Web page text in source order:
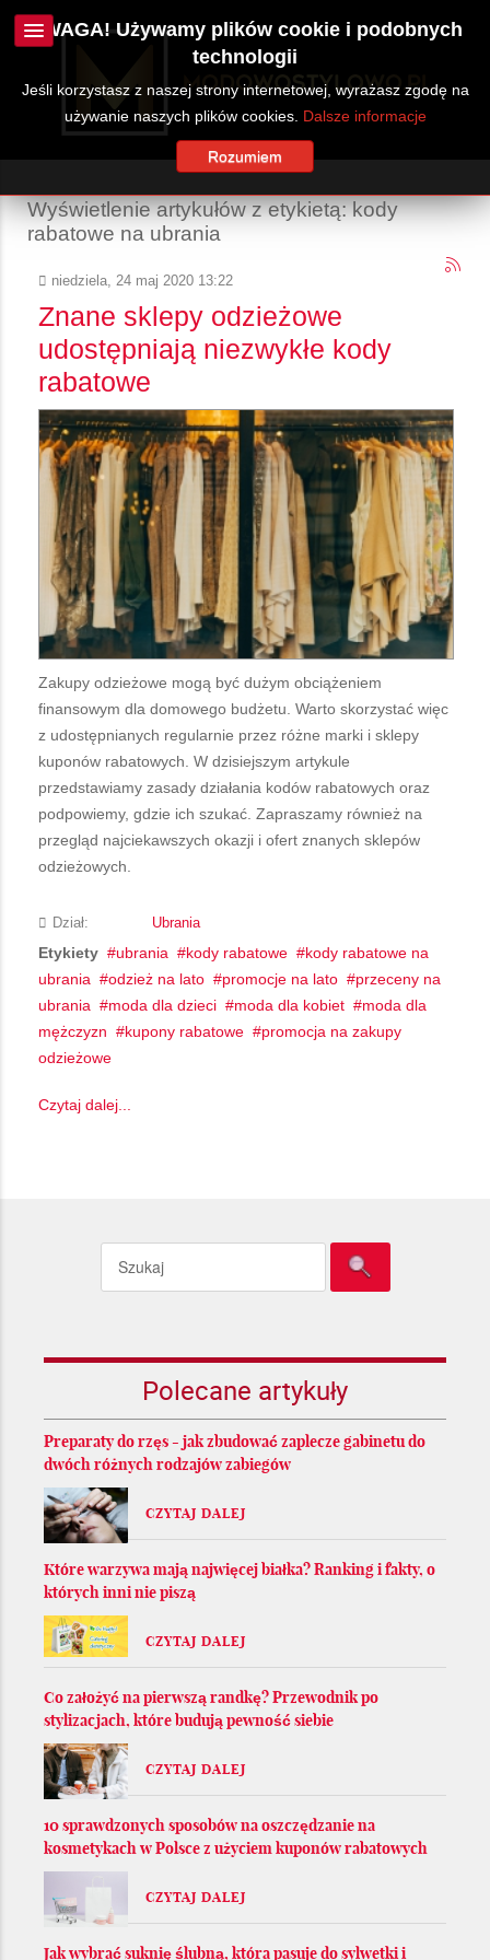
Wyświetlenie artykułów z etykietą: kody
rabatowe na ubrania
niedziela, 24 maj 2020 13:22
Znane sklepy odzieżowe
udostępniają niezwykłe kody
rabatowe
Zakupy odzieżowe mogą być dużym obciążeniem
finansowym dla domowego budżetu. Warto skorzystać więc
z udostępnianych regularnie przez różne marki i sklepy
kuponów rabatowych. W dzisiejszym artykule
przedstawiamy zasady działania kodów rabatowych oraz
podpowiemy, gdzie ich szukać. Zapraszamy również na
przegląd najciekawszych okazji i ofert znanych sklepów
odzieżowych.
Dział: Ubrania
Etykiety ubrania kody rabatowe
kody rabatowe na
ubrania
odzież na lato promocje na lato
przeceny na
ubrania
moda dla dzieci moda dla kobiet
moda dla
mężczyzn
kupony rabatowe
promocja na zakupy
odzieżowe
Czytaj dalej...
Polecane artykuły
Preparaty do rzęs - jak zbudować zaplecze gabinetu do
dwóch różnych rodzajów zabiegów
CZYTAJ DALEJ
Które warzywa mają najwięcej białka? Ranking i fakty, o
których inni nie piszą
CZYTAJ DALEJ
Co założyć na pierwszą randkę? Przewodnik po
stylizacjach, które budują pewność siebie
CZYTAJ DALEJ
10 sprawdzonych sposobów na oszczędzanie na
kosmetykach w Polsce z użyciem kuponów rabatowych
CZYTAJ DALEJ
Jak wybrać suknię ślubną, która pasuje do sylwetki i
UWAGA! Używamy plików cookie i podobnych
technologii
Jeśli korzystasz z naszej strony internetowej, wyrażasz zgodę na
używanie naszych plików cookies. Dalsze informacje
Rozumiem